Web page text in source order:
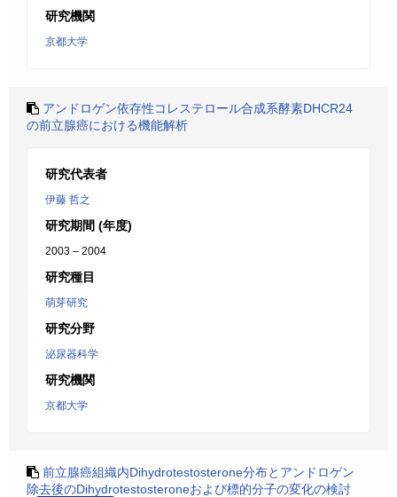
研究機関
京都大学
アンドロゲン依存性コレステロール合成系酵素DHCR24
の前立腺癌における機能解析
研究代表者
伊藤 哲之
研究期間 (年度)
2003 – 2004
研究種目
萌芽研究
研究分野
泌尿器科学
研究機関
京都大学
前立腺癌組織内Dihydrotestosterone分布とアンドロゲン
除去後のDihydrotestosteroneおよび標的分子の変化の検討